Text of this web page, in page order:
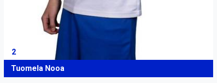
2
Tuomela Nooa